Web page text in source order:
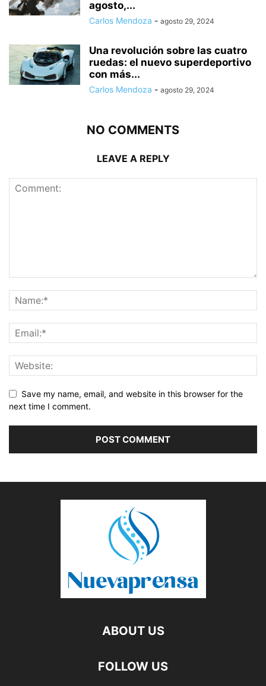
agosto,...
Carlos Mendoza - agosto 29, 2024
Una revolución sobre las cuatro
ruedas: el nuevo superdeportivo
con más...
Carlos Mendoza - agosto 29, 2024
NO COMMENTS
LEAVE A REPLY
Save my name, email, and website in this browser for the
next time I comment.
ABOUT US
FOLLOW US